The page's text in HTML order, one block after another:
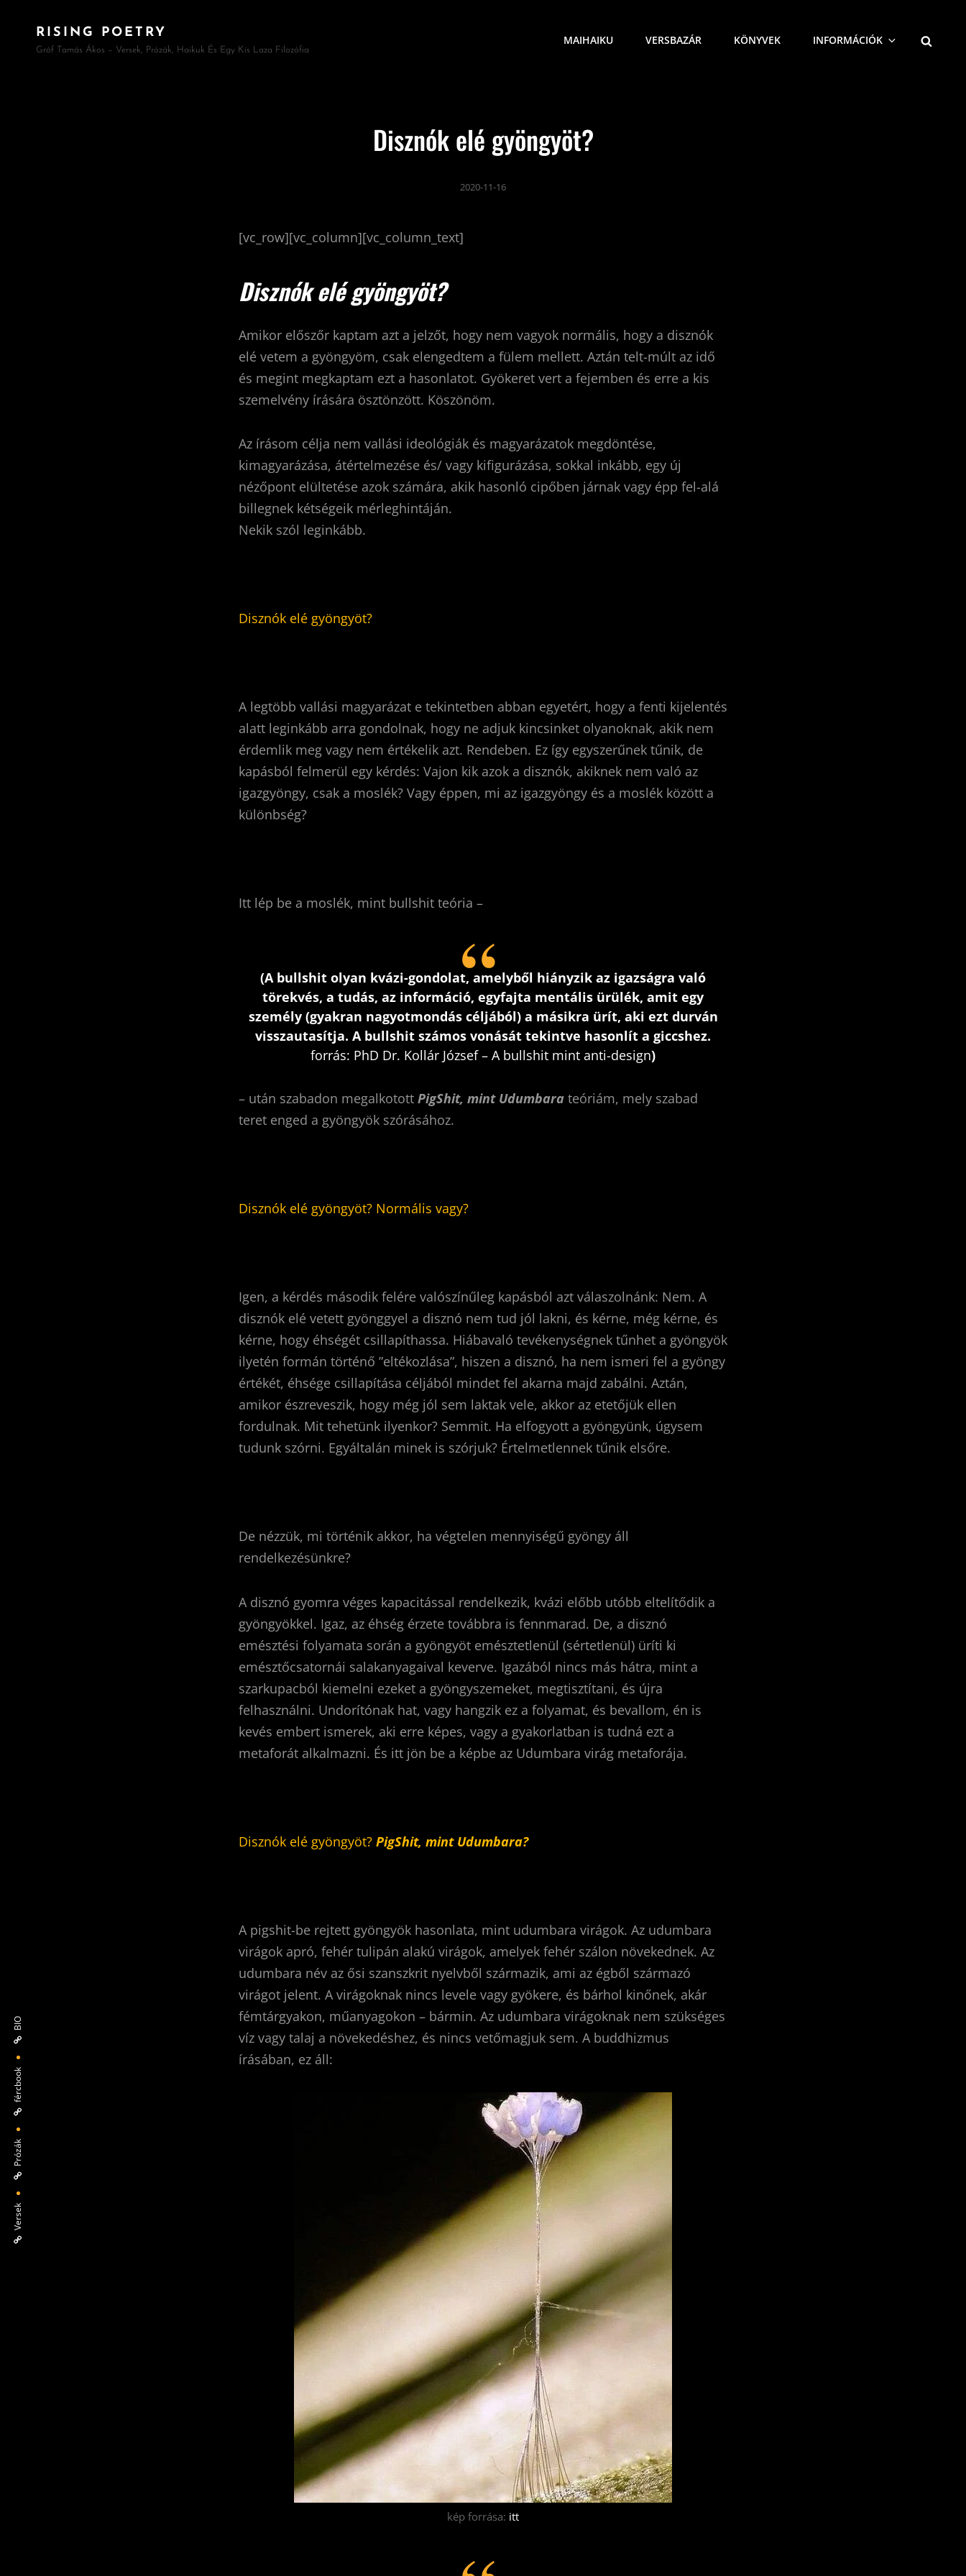
RISING POETRY
Gróf Tamás Ákos – Versek, Prózák, Haikuk És Egy Kis Laza Filozófia
MAIHAIKU VERSBAZÁR KÖNYVEK INFORMÁCIÓK
Versek
Prózák
fércbook
BIO
Disznók elé gyöngyöt?
2020-11-16
[vc_row][vc_column][vc_column_text]
Disznók elé gyöngyöt?
Amikor előszőr kaptam azt a jelzőt, hogy nem vagyok normális, hogy a disznók
elé vetem a gyöngyöm, csak elengedtem a fülem mellett. Aztán telt-múlt az idő
és megint megkaptam ezt a hasonlatot. Gyökeret vert a fejemben és erre a kis
szemelvény írására ösztönzött. Köszönöm.
Az írásom célja nem vallási ideológiák és magyarázatok megdöntése,
kimagyarázása, átértelmezése és/ vagy kifigurázása, sokkal inkább, egy új
nézőpont elültetése azok számára, akik hasonló cipőben járnak vagy épp fel-alá
billegnek kétségeik mérleghintáján.
Nekik szól leginkább.
Disznók elé gyöngyöt?
A legtöbb vallási magyarázat e tekintetben abban egyetért, hogy a fenti kijelentés
alatt leginkább arra gondolnak, hogy ne adjuk kincsinket olyanoknak, akik nem
érdemlik meg vagy nem értékelik azt. Rendeben. Ez így egyszerűnek tűnik, de
kapásból felmerül egy kérdés: Vajon kik a­zok a disznók, akiknek nem való az
igazgyöngy, csak a mos­lék? Vagy éppen, mi az igazgyöngy és a moslék között a
különbség?
Itt lép be a moslék, mint bullshit teória –
(A bullshit olyan kvázi-gondolat, amelyből hiányzik az igazságra való
törekvés, a tudás, az információ, egyfajta mentális ürülék, amit egy
személy (gyakran nagyotmondás céljából) a másikra ürít, aki ezt durván
visszautasítja. A bullshit számos vonását tekintve hasonlít a giccshez.
forrás: PhD Dr. Kollár József – A bullshit mint anti-design)
– után szabadon megalkotott PigShit, mint Udumbara teóriám, mely szabad
teret enged a gyöngyök szórásához.
Disznók elé gyöngyöt? Normális vagy?
Igen, a kérdés második felére valószínűleg kapásból azt válaszolnánk: Nem. A
disznók elé vetett gyönggyel a disznó nem tud jól lakni, és kérne, még kérne, és
kérne, hogy éhségét csillapíthassa. Hiábavaló tevékenységnek tűnhet a gyöngyök
ilyetén formán történő ”eltékozlása”, hiszen a disznó, ha nem ismeri fel a gyöngy
értékét, éhsége csillapítása céljából mindet fel akarna majd zabálni. Aztán,
amikor észreveszik, hogy még jól sem laktak vele, akkor az etetőjük ellen
fordulnak. Mit tehetünk ilyenkor? Semmit. Ha elfogyott a gyöngyünk, úgysem
tudunk szórni. Egyáltalán minek is szórjuk? Értelmetlennek tűnik elsőre.
De nézzük, mi történik akkor, ha végtelen mennyiségű gyöngy áll
rendelkezésünkre?
A disznó gyomra véges kapacitással rendelkezik, kvázi előbb utóbb eltelítődik a
gyöngyökkel. Igaz, az éhség érzete továbbra is fennmarad. De, a disznó
emésztési folyamata során a gyöngyöt emésztetlenül (sértetlenül) üríti ki
emésztőcsatornái salakanyagaival keverve. Igazából nincs más hátra, mint a
szarkupacból kiemelni ezeket a gyöngyszemeket, megtisztítani, és újra
felhasználni. Undorítónak hat, vagy hangzik ez a folyamat, és bevallom, én is
kevés embert ismerek, aki erre képes, vagy a gyakorlatban is tudná ezt a
metaforát alkalmazni. És itt jön be a képbe az Udumbara virág metaforája.
Disznók elé gyöngyöt? PigShit, mint Udumbara?
A pigshit-be rejtett gyöngyök hasonlata, mint udumbara virágok. Az udumbara
virágok apró, fehér tulipán alakú virágok, amelyek fehér szálon növekednek. Az
udumbara név az ősi szanszkrit nyelvből származik, ami az égből származó
virágot jelent. A virágoknak nincs levele vagy gyökere, és bárhol kinőnek, akár
fémtárgyakon, műanyagokon – bármin. Az udumbara virágoknak nem szükséges
víz vagy talaj a növekedéshez, és nincs vetőmagjuk sem. A buddhizmus
írásában, ez áll:
kép forrása: itt